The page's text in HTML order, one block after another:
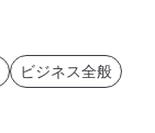
ビジネス全般